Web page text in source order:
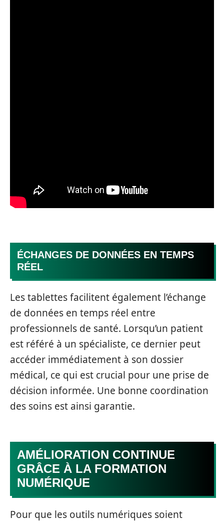
ÉCHANGES DE DONNÉES EN TEMPS
RÉEL
Les tablettes facilitent également l’échange
de données en temps réel entre
professionnels de santé. Lorsqu’un patient
est référé à un spécialiste, ce dernier peut
accéder immédiatement à son dossier
médical, ce qui est crucial pour une prise de
décision informée. Une bonne coordination
des soins est ainsi garantie.
AMÉLIORATION CONTINUE
GRÂCE À LA FORMATION
NUMÉRIQUE
Pour que les outils numériques soient